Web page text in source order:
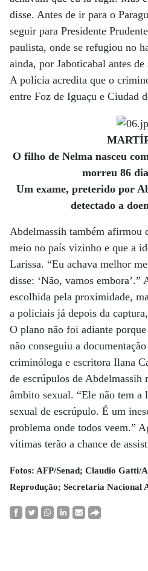
disse. Antes de ir para o
seguir para Presidente
paulista, onde se refugiou no
ainda, por Jaboticabal antes
A polícia acredita que o
entre Foz de Iguaçu e Ciudad
O filho de Nelma nasceu
morreu 86
Um exame, preterido por
detectado a
Abdelmassih também afirmou
meio no país vizinho e que a
Larissa. “Eu achava melhor
disse: ‘Não, vamos embora’.”
escolhida pela proximidade,
a policiais já depois da
O plano não foi adiante
não conseguiu a
criminóloga e escritora Ilana
de escrúpulos de Abdelmassih
âmbito sexual. “Ele não tem
sexual de escrúpulo. É um
problema onde todos veem.”
vítimas terão a chance de
Fotos: AFP/Senad; Claudio Gatti/
Reprodução; Secretaria Nacional